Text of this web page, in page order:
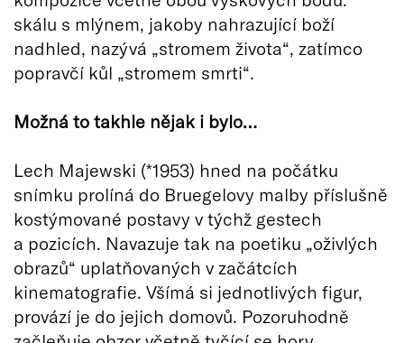
skálu s mlýnem, jakoby nahrazující boží
nadhled, nazývá „stromem života“, zatímco
popravčí kůl „stromem smrti“.
Možná to takhle nějak i bylo…
Lech Majewski (*1953) hned na počátku
snímku prolíná do Bruegelovy malby příslušně
kostýmované postavy v týchž gestech
a pozicích. Navazuje tak na poetiku „oživlých
obrazů“ uplatňovaných v začátcích
kinematografie. Všímá si jednotlivých figur,
provází je do jejich domovů. Pozoruhodně